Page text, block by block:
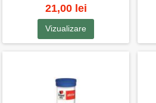
21,00 lei
Vizualizare